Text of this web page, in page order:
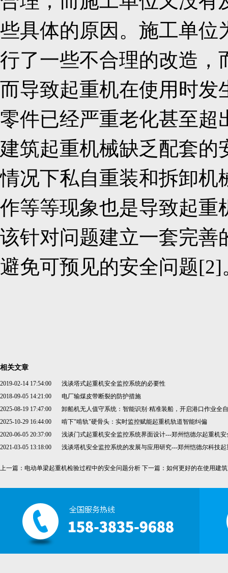
些具体的原因。施工单位
行了一些不合理的改造，
而导致起重机在使用时发
零件已经严重老化甚至超
建筑起重机械缺乏配套的
情况下私自重装和拆卸机
作等等现象也是导致起重
该针对问题建立一套完善
避免可预见的安全问题[2]
相关文章
2019-02-14 17:54:00
浅谈塔式起重机安全监控系统的必要性
2018-09-05 14:21:00
电厂输煤皮带断裂的防护措施
2025-08-19 17:47:00
卸船机无人值守系统：智能识别·精准装船，开启港口作业全
2025-10-29 16:44:00
啃下"啃轨"硬骨头：实时监控赋能起重机轨道智能纠偏
2020-06-05 20:37:00
浅谈门式起重机安全监控系统界面设计---郑州恺德尔起重机
2021-03-05 13:18:00
浅谈塔机安全监控系统的发展与应用研究---郑州恺德尔科技
上一篇： 电动单梁起重机检验过程中的安全问题分析 下一篇： 如何更好的在使用建